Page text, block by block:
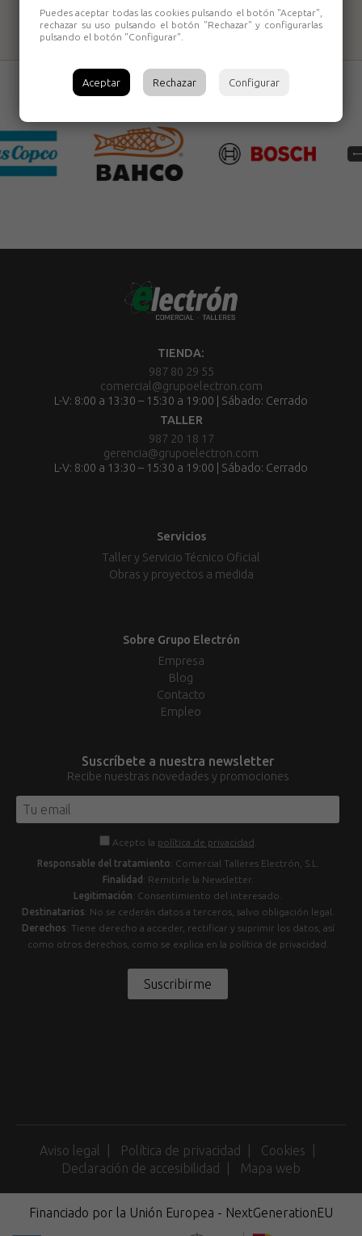
TIENDA:
987 80 29 55
comercial@grupoelectron.com
L-V: 8:00 a 13:30 – 15:30 a 19:00 | Sábado: Cerrado
TALLER
987 20 18 17
gerencia@grupoelectron.com
L-V: 8:00 a 13:30 – 15:30 a 19:00 | Sábado: Cerrado
Servicios
Taller y Servicio Técnico Oficial
Obras y proyectos a medida
Sobre Grupo Electrón
Empresa
Blog
Contacto
Empleo
Suscríbete a nuestra newsletter
Recibe nuestras novedades y promociones
Acepto la política de privacidad
Responsable del tratamiento: Comercial Talleres Electrón, S.L.
Finalidad : Remitirle la Newsletter.
Legitimación: Consentimiento del interesado.
Destinatarios: No se cederán datos a terceros, salvo obligación legal.
Derechos: Tiene derecho a acceder, rectificar y suprimir los datos, así
como otros derechos, como se explica en la política de privacidad.
Suscribirme
Aviso legal Política de privacidad
Cookies
Declaración de accesibilidad
Mapa web
Financiado por la Unión Europea - NextGenerationEU
Puedes aceptar todas las cookies pulsando el botón "Aceptar",
rechazar su uso pulsando el botón "Rechazar" y configurarlas
pulsando el botón "Configurar".
Aceptar Rechazar Configurar